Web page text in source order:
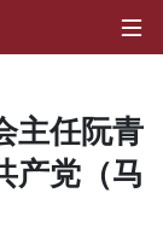
主任阮青
产党（马